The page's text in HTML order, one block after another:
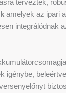
tervezték,
amelyek az ipari
integrálódnak